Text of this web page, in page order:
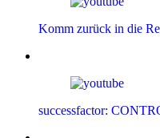
Komm zurück in die
successfactor: